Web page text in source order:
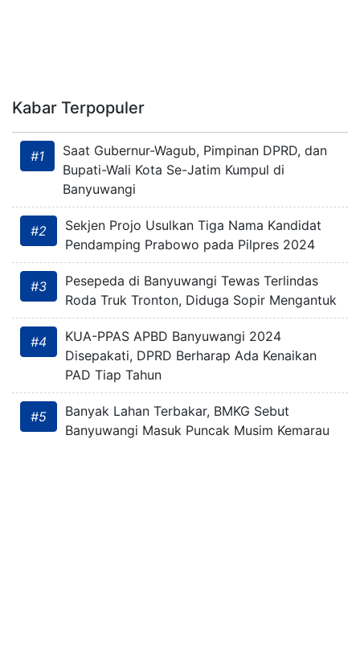
Kabar Terpopuler
#1
Saat Gubernur-Wagub, Pimpinan DPRD, dan
Bupati-Wali Kota Se-Jatim Kumpul di
Banyuwangi
#2
Sekjen Projo Usulkan Tiga Nama Kandidat
Pendamping Prabowo pada Pilpres 2024
#3
Pesepeda di Banyuwangi Tewas Terlindas
Roda Truk Tronton, Diduga Sopir Mengantuk
#4
KUA-PPAS APBD Banyuwangi 2024
Disepakati, DPRD Berharap Ada Kenaikan
PAD Tiap Tahun
#5
Banyak Lahan Terbakar, BMKG Sebut
Banyuwangi Masuk Puncak Musim Kemarau